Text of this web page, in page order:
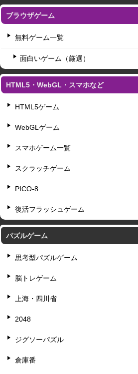
ブラウザゲーム
無料ゲーム一覧
面白いゲーム（厳選）
HTML5・WebGL・スマホなど
HTML5ゲーム
WebGLゲーム
スマホゲーム一覧
スクラッチゲーム
PICO-8
復活フラッシュゲーム
パズルゲーム
思考型パズルゲーム
脳トレゲーム
上海・四川省
2048
ジグソーパズル
倉庫番